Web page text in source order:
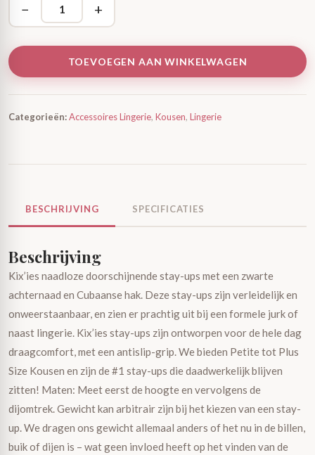
− +
TOEVOEGEN AAN WINKELWAGEN
Categorieën:Accessoires Lingerie, Kousen, Lingerie
BESCHRIJVING SPECIFICATIES
Beschrijving
Kix’ies naadloze doorschijnende stay-ups met een zwarte
achternaad en Cubaanse hak. Deze stay-ups zijn verleidelijk en
onweerstaanbaar, en zien er prachtig uit bij een formele jurk of
naast lingerie. Kix’ies stay-ups zijn ontworpen voor de hele dag
draagcomfort, met een antislip-grip. We bieden Petite tot Plus
Size Kousen en zijn de #1 stay-ups die daadwerkelijk blijven
zitten! Maten: Meet eerst de hoogte en vervolgens de
dijomtrek. Gewicht kan arbitrair zijn bij het kiezen van een stay-
up. We dragen ons gewicht allemaal anders of het nu in de billen,
buik of dijen is – wat geen invloed heeft op het vinden van de